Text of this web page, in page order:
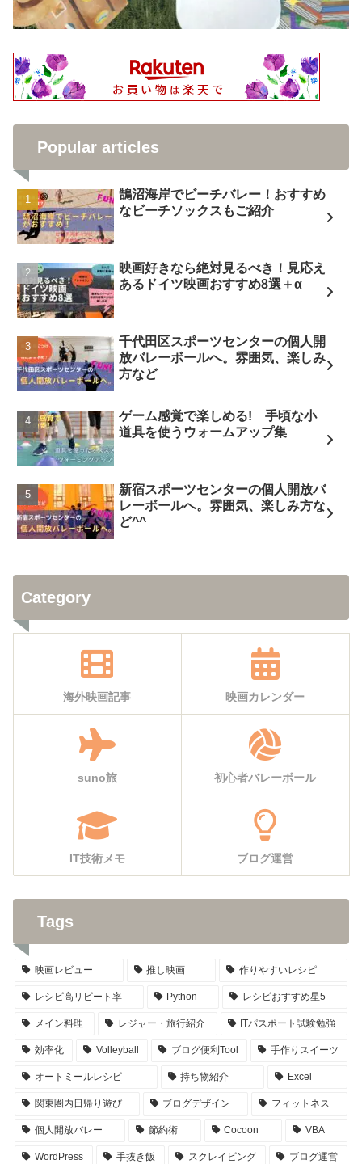
Popular articles
鵠沼海岸でビーチバレー！おすすめ
なビーチソックスもご紹介
映画好きなら絶対見るべき！見応え
あるドイツ映画おすすめ8選＋α
千代田区スポーツセンターの個人開
放バレーボールへ。雰囲気、楽しみ
方など
ゲーム感覚で楽しめる! 手頃な小
道具を使うウォームアップ集
新宿スポーツセンターの個人開放バ
レーボールへ。雰囲気、楽しみ方な
ど^^
Category
海外映画記事 映画カレンダー
suno旅 初心者バレーボール
IT技術メモ ブログ運営
Tags
映画レビュー 推し映画 作りやすいレシピ
レシピ高リピート率 Python レシピおすすめ星5
メイン料理 レジャー・旅行紹介 ITパスポート試験勉強
効率化 Volleyball ブログ便利Tool 手作りスイーツ
オートミールレシピ 持ち物紹介 Excel
関東圏内日帰り遊び ブログデザイン フィットネス
個人開放バレー 節約術 Cocoon VBA
WordPress 手抜き飯 スクレイピング ブログ運営